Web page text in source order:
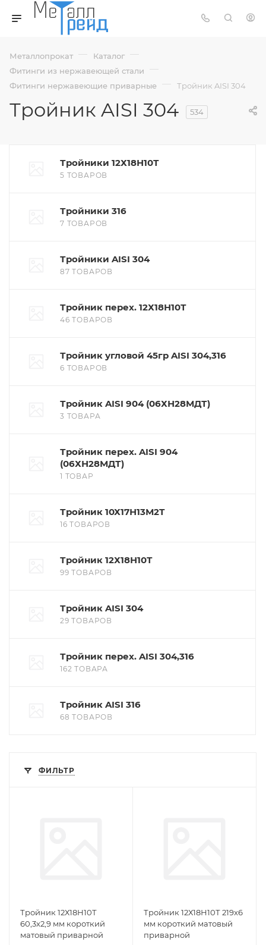
Металлопрокат — Каталог —
Фитинги из нержавеющей стали —
Фитинги нержавеющие приварные — Тройник AISI 304
Тройник AISI 304 534
Тройники 12Х18Н10Т
5 ТОВАРОВ
Тройники 316
7 ТОВАРОВ
Тройники AISI 304
87 ТОВАРОВ
Тройник перех. 12Х18Н10Т
46 ТОВАРОВ
Тройник угловой 45гр AISI 304,316
6 ТОВАРОВ
Тройник AISI 904 (06ХН28МДТ)
3 ТОВАРА
Тройник перех. AISI 904
(06ХН28МДТ)
1 ТОВАР
Тройник 10Х17Н13М2Т
16 ТОВАРОВ
Тройник 12Х18Н10Т
99 ТОВАРОВ
Тройник AISI 304
29 ТОВАРОВ
Тройник перех. AISI 304,316
162 ТОВАРА
Тройник AISI 316
68 ТОВАРОВ
ФИЛЬТР
Тройник 12Х18Н10Т
60,3x2,9 мм короткий
матовый приварной
Тройник 12Х18Н10Т 219x6
мм короткий матовый
приварной